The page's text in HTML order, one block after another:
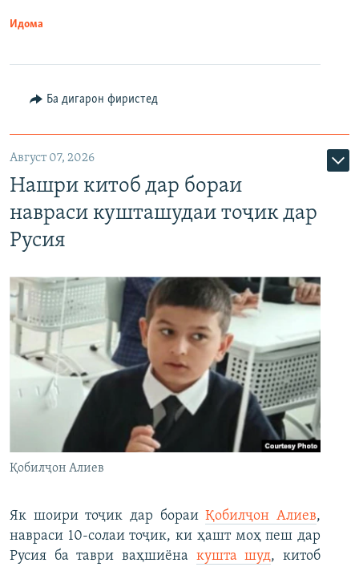
Идома
Ба дигарон фиристед
Август 07, 2026
Нашри китоб дар бораи
навраси кушташудаи тоҷик дар
Русия
Қобилҷон Алиев
Як шоири тоҷик дар бораиҚобилҷон Алиев,
навраси 10-солаи тоҷик, ки ҳашт моҳ пеш дар
Русия ба таври ваҳшиёна кушта шуд, китоб